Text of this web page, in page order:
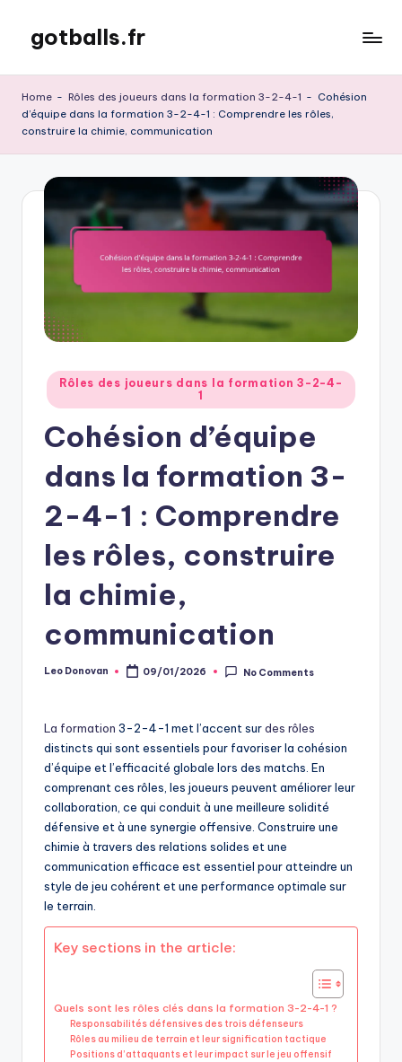
content
gotballs.fr
Home - Rôles des joueurs dans la formation 3-2-4-1 - Cohésion
d’équipe dans la formation 3-2-4-1 : Comprendre les rôles,
construire la chimie, communication
Posted
in
Rôles des joueurs dans la formation 3-2-4-
1
Cohésion d’équipe
dans la formation 3-
2-4-1 : Comprendre
les rôles, construire
la chimie,
communication
Posted
Leo Donovan 09/01/2026 No Comments
La formation 3-2-4-1 met l’accent surdes rôles
distincts qui sont essentiels pour favoriser la cohésion
d’équipe et l’efficacité globale lors des matchs. En
comprenant ces rôles, les joueurs peuvent améliorer leur
collaboration, ce qui conduit à une meilleure solidité
défensive et à une synergie offensive. Construire une
chimie à travers des relations solides et une
communication efficace est essentiel pour atteindre un
style de jeu cohérent et une performance optimale sur
le terrain.
Key sections in the article:
Quels sont les rôles clés dans la formation 3-2-4-1 ?
Responsabilités défensives des trois défenseurs
Rôles au milieu de terrain et leur signification tactique
Positions d’attaquants et leur impact sur le jeu offensif